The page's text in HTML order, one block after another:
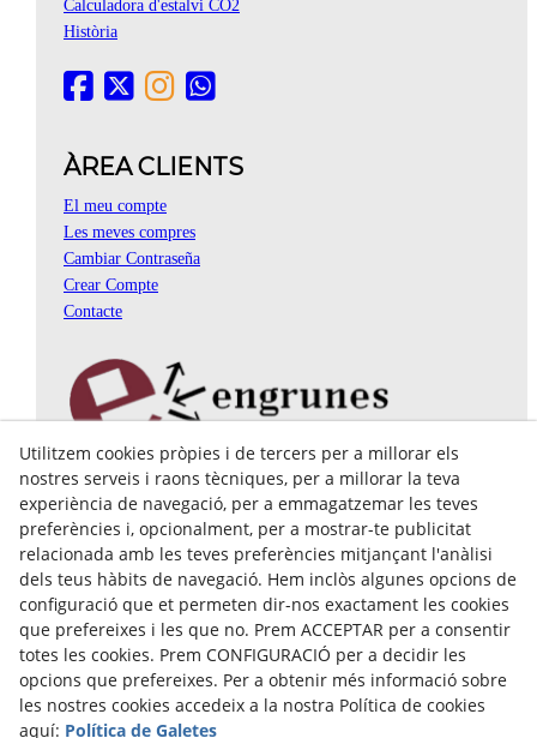
Calculadora d'estalvi CO2
Història
ÀREA CLIENTS
El meu compte
Les meves compres
Cambiar Contraseña
Crear Compte
Contacte
Pol. Ind. Coll de Montcada
Cr. Roca Plana, 14-16
08110 Montcada i Reixac (Barcelona)
935 829 999
engrunes@engrunes.org
Utilitzem cookies pròpies i de tercers per a millorar els
nostres serveis i raons tècniques, per a millorar la teva
experiència de navegació, per a emmagatzemar les teves
preferències i, opcionalment, per a mostrar-te publicitat
relacionada amb les teves preferències mitjançant l'anàlisi
dels teus hàbits de navegació. Hem inclòs algunes opcions de
configuració que et permeten dir-nos exactament les cookies
que prefereixes i les que no. Prem ACCEPTAR per a consentir
totes les cookies. Prem CONFIGURACIÓ per a decidir les
opcions que prefereixes. Per a obtenir més informació sobre
les nostres cookies accedeix a la nostra Política de cookies
aquí: Política de Galetes